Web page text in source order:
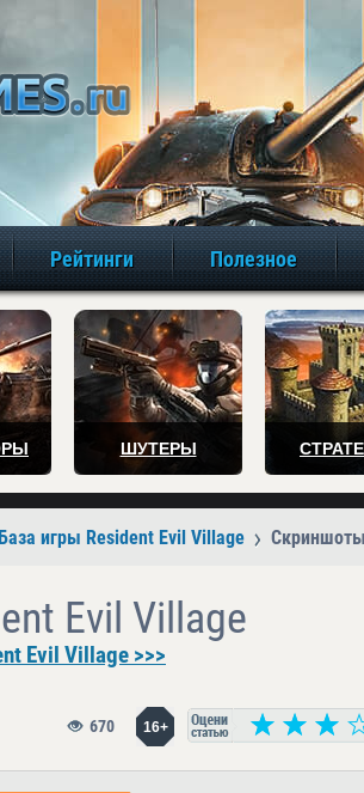
Рейтинги Полезное
ШУТЕРЫ
База игры Resident Evil Village
Evil Village
Evil Village >>>
16+
670